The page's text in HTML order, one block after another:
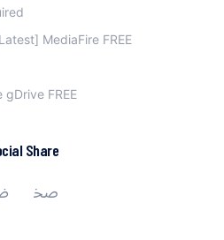
MediaFire FREE
FREE
Share